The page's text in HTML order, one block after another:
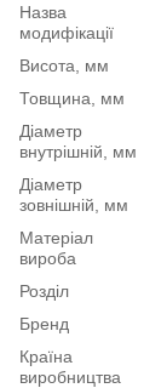
Назва
модифікації
Висота, мм
Товщина, мм
Діаметр
внутрішній, мм
Діаметр
зовнішній, мм
Mатеріал
вироба
Розділ
Бренд
Країна
виробництва